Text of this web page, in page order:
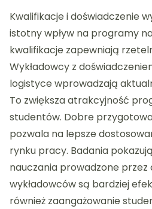
Kwalifikacje i doświadczenie
istotny wpływ na programy
kwalifikacje zapewniają
Wykładowcy z
logistyce wprowadzają
To zwiększa atrakcyjność
studentów. Dobre
pozwala na lepsze
rynku pracy. Badania
nauczania prowadzone
wykładowców są bardziej
również zaangażowanie